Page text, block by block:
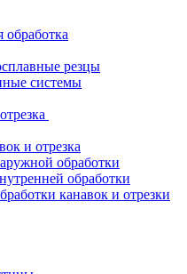
обработка
резцы
системы
и отрезка
обработки
обработки
канавок и отрезки